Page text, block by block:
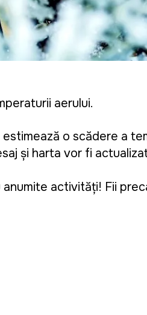
aerului.
o scădere a
și harta vor fi
activități! Fii